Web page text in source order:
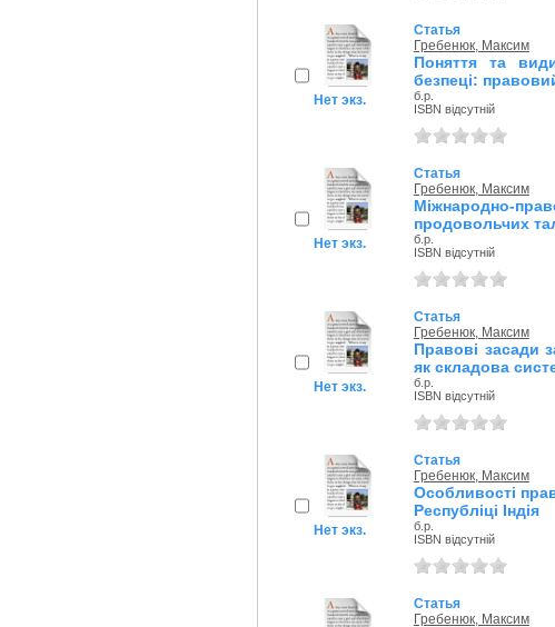
Нет экз.
Статья
Гребенюк, Максим
Поняття та
безпеці:
б.р.
ISBN відсутній
Нет экз.
Статья
Гребенюк, Максим
Міжнародно-
продовольчих
б.р.
ISBN відсутній
Нет экз.
Статья
Гребенюк, Максим
Правові засади
як складова
б.р.
ISBN відсутній
Нет экз.
Статья
Гребенюк, Максим
Особливості
Республіці Індія
б.р.
ISBN відсутній
Статья
Гребенюк, Максим